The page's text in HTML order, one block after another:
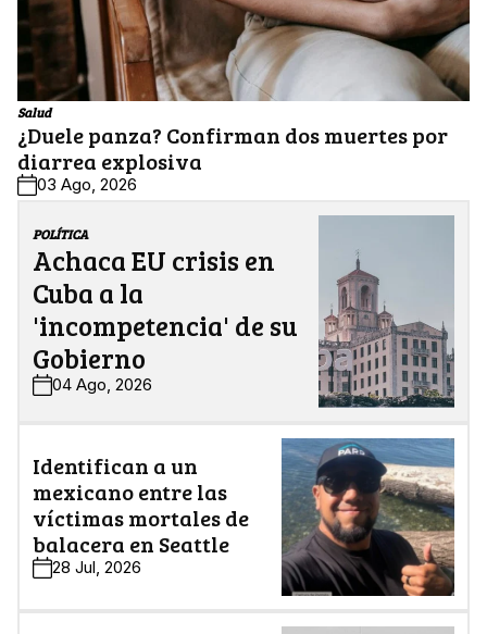
Salud
¿Duele panza? Confirman dos muertes por
diarrea explosiva
03 Ago, 2026
POLÍTICA
Achaca EU crisis en
Cuba a la
'incompetencia' de su
Gobierno
04 Ago, 2026
Identifican a un
mexicano entre las
víctimas mortales de
balacera en Seattle
28 Jul, 2026